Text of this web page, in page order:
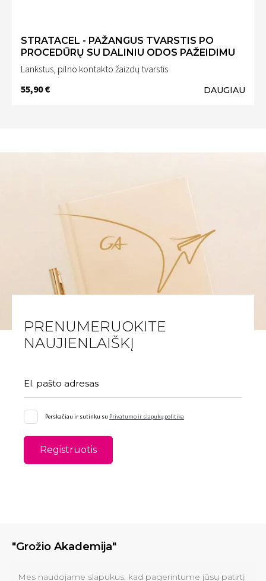
STRATACEL - PAŽANGUS TVARSTIS PO
PROCEDŪRŲ SU DALINIU ODOS PAŽEIDIMU
Lankstus, pilno kontakto žaizdų tvarstis
55,90 €
DAUGIAU
PRENUMERUOKITE
NAUJIENLAIŠKĮ
El. pašto adresas
Perskačiau ir sutinku su Privatumo ir slapukų politika
Registruotis
"Grožio Akademija"
Klinikos
Mes naudojame slapukus, kad pagerintume jūsų patirtį